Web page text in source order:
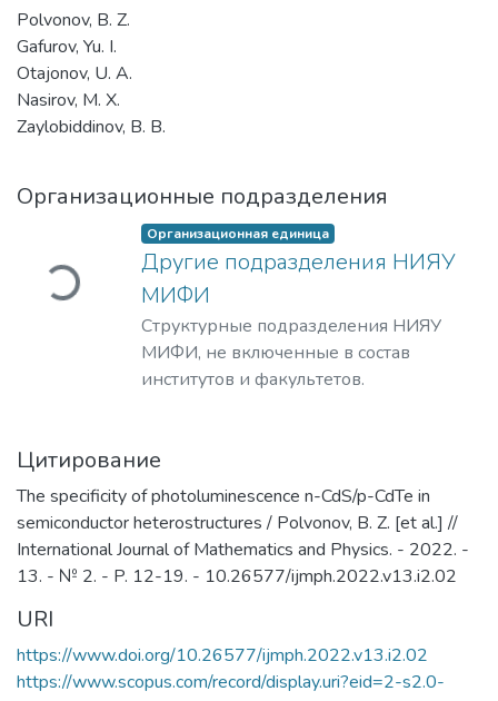
Polvonov, B. Z.
Gafurov, Yu. I.
Otajonov, U. A.
Nasirov, M. X.
Zaylobiddinov, B. B.
Организационные подразделения
Организационная единица
Другие подразделения НИЯУ
МИФИ
Структурные подразделения НИЯУ
МИФИ, не включенные в состав
институтов и факультетов.
Цитирование
The specificity of photoluminescence n-CdS/p-CdTe in
semiconductor heterostructures / Polvonov, B. Z. [et al.] //
International Journal of Mathematics and Physics. - 2022. -
13. - № 2. - P. 12-19. - 10.26577/ijmph.2022.v13.i2.02
URI
https://www.doi.org/10.26577/ijmph.2022.v13.i2.02
https://www.scopus.com/record/display.uri?eid=2-s2.0-